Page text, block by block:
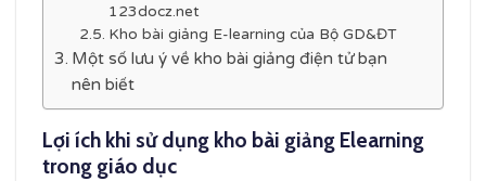
123docz.net
Kho bài giảng E-learning của Bộ GD&ĐT
Một số lưu ý về kho bài giảng điện tử bạn
nên biết
Lợi ích khi sử dụng kho bài giảng Elearning
trong giáo dục